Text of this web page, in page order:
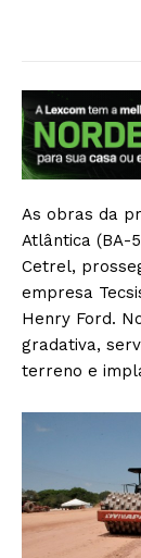
As obras da
Atlântica (BA-
Cetrel,
empresa
Henry Ford.
gradativa,
terreno e